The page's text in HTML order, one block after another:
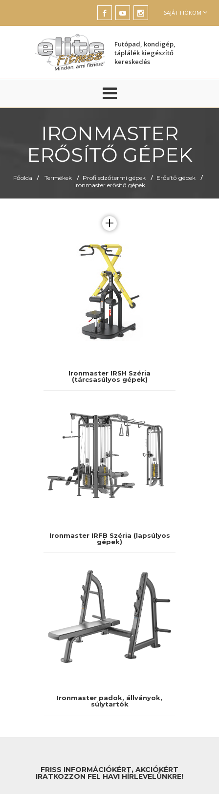
SAJÁT FIÓKOM
Futópad, kondigép,
táplálék kiegészítő
kereskedés
IRONMASTER
ERŐSÍTŐ GÉPEK
Főoldal / Termékek / Profi edzőtermi gépek / Erősítő gépek /
Ironmaster erősítő gépek
+
Ironmaster IRSH Széria
(tárcsasúlyos gépek)
Ironmaster IRFB Széria (lapsúlyos
gépek)
Ironmaster padok, állványok,
súlytartók
FRISS INFORMÁCIÓKÉRT, AKCIÓKÉRT
IRATKOZZON FEL HAVI HÍRLEVELÜNKRE!